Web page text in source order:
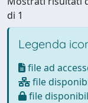
di 1
Legenda
file ad
file
file